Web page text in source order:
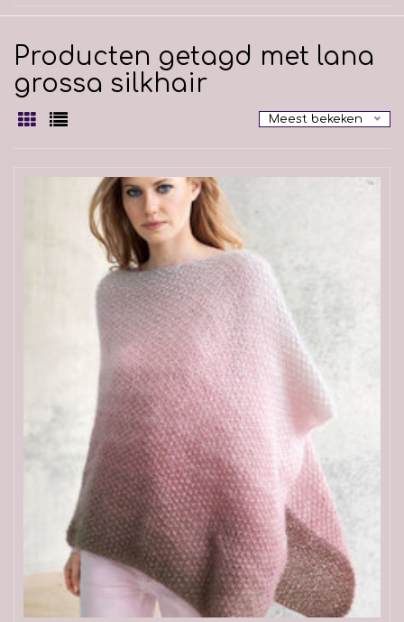
Producten getagd met lana
grossa silkhair
Meest bekeken